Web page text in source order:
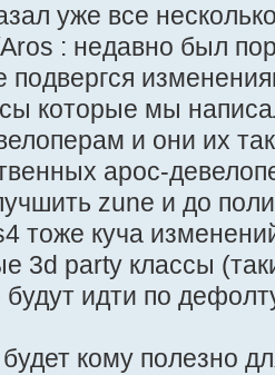
уже все
: недавно был
подвергся
которые мы
и они их
арос-
zune и до
тоже куча
3d party классы
будут идти по
кому полезно